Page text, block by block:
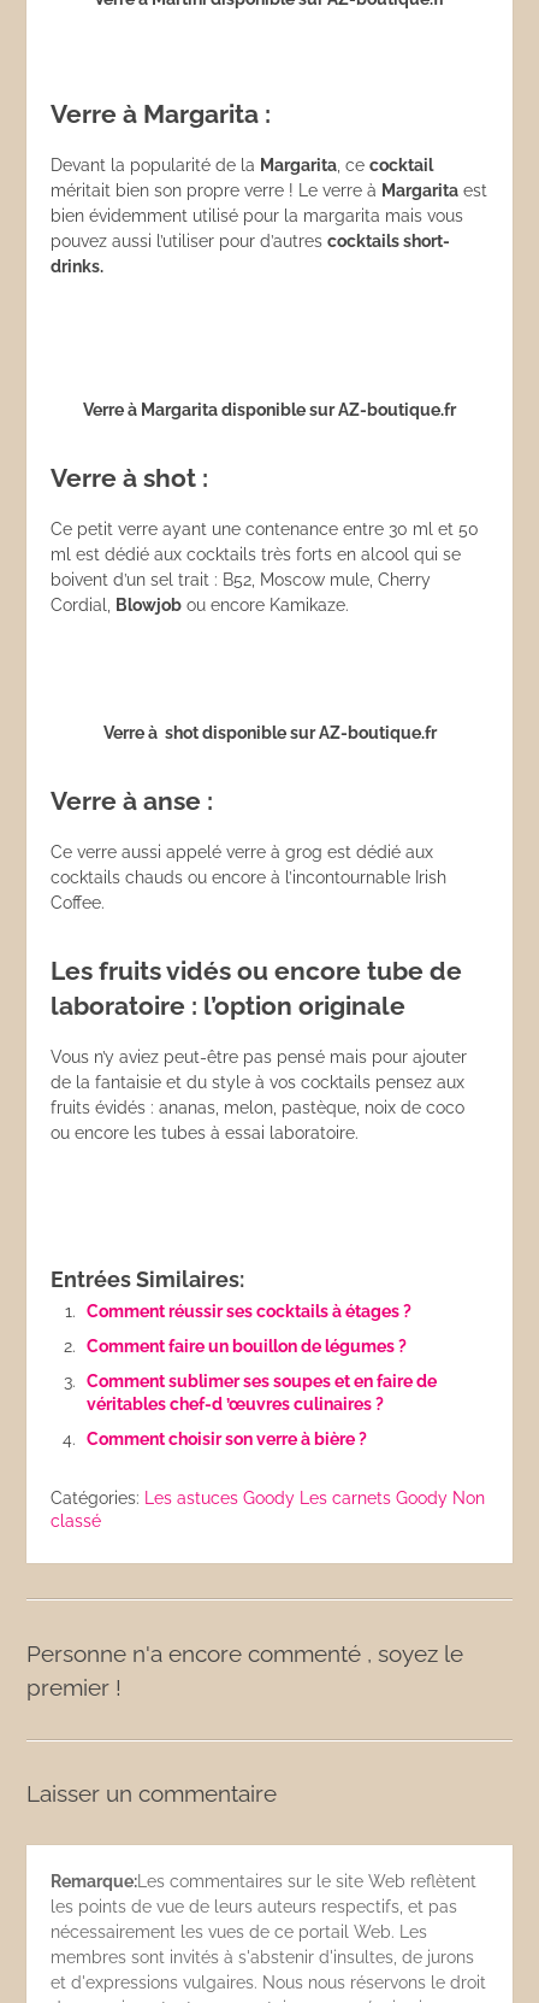
Verre à Margarita :
Devant la popularité de la Margarita , cecocktail
méritait bien son propre verre ! Le verre à Margarita est
bien évidemment utilisé pour la margarita mais vous
pouvez aussi l’utiliser pour d’autrescocktails short-
drinks.
Verre à Margarita disponible sur AZ-boutique.fr
Verre à shot :
Ce petit verre ayant une contenance entre 30 ml et 50
ml est dédié aux cocktails très forts en alcool qui se
boivent d’un sel trait : B52, Moscow mule, Cherry
Cordial,
Blowjob ou encore Kamikaze.
Verre à shot disponible sur AZ-boutique.fr
Verre à anse :
Ce verre aussi appelé verre à grog est dédié aux
cocktails chauds ou encore à l’incontournable Irish
Coffee.
Les fruits vidés ou encore tube de
laboratoire : l’option originale
Vous n’y aviez peut-être pas pensé mais pour ajouter
de la fantaisie et du style à vos cocktails pensez aux
fruits évidés : ananas, melon, pastèque, noix de coco
ou encore les tubes à essai laboratoire.
Entrées Similaires:
Comment réussir ses cocktails à étages ?
Comment faire un bouillon de légumes ?
Comment sublimer ses soupes et en faire de
véritables chef-d ’œuvres culinaires ?
Comment choisir son verre à bière ?
Catégories: Les astuces Goody Les carnets Goody Non
classé
Personne n'a encore commenté , soyez le
premier !
Laisser un commentaire
Remarque: Les commentaires sur le site Web reflètent
les points de vue de leurs auteurs respectifs, et pas
nécessairement les vues de ce portail Web. Les
membres sont invités à s'abstenir d'insultes, de jurons
et d'expressions vulgaires. Nous nous réservons le droit